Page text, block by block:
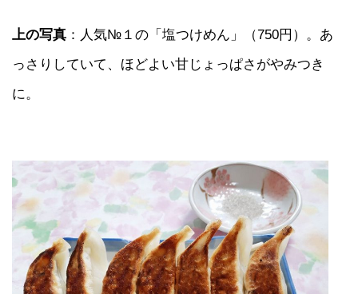
上の写真 ：人気№１の「塩つけめん」（750円）。あ
っさりしていて、ほどよい甘じょっぱさがやみつき
に。